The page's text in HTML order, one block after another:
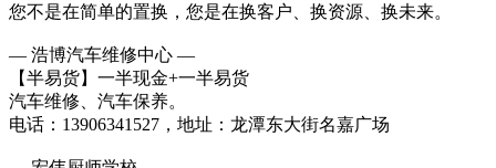
您不是在简单的置换，您是在换客户、换资源、换未来。
— 浩博汽车维修中心 —
【半易货】一半现金+一半易货
汽车维修、汽车保养。
电话：13906341527，地址：龙潭东大街名嘉广场